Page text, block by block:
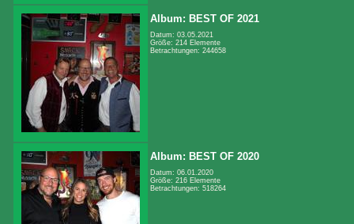
Album: BEST OF 2021
Datum: 03.05.2021
Größe: 214 Elemente
Betrachtungen: 244658
Album: BEST OF 2020
Datum: 06.01.2020
Größe: 216 Elemente
Betrachtungen: 518264